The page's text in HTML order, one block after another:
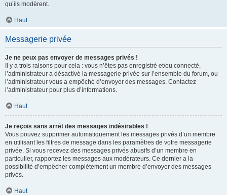
qu’ils modèrent.
Haut
Messagerie privée
Je ne peux pas envoyer de messages privés !
Il y a trois raisons pour cela : vous n’êtes pas enregistré et/ou connecté,
l’administrateur a désactivé la messagerie privée sur l’ensemble du forum, ou
l’administrateur vous a empêché d’envoyer des messages. Contactez
l’administrateur pour plus d’informations.
Haut
Je reçois sans arrêt des messages indésirables !
Vous pouvez supprimer automatiquement les messages privés d’un membre
en utilisant les filtres de message dans les paramètres de votre messagerie
privée. Si vous recevez des messages privés abusifs d’un membre en
particulier, rapportez les messages aux modérateurs. Ce dernier a la
possibilité d’empêcher complètement un membre d’envoyer des messages
privés.
Haut